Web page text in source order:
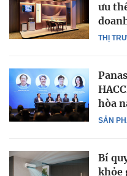
THỊ
ưu
SẢN
hòa
Bí
khỏe